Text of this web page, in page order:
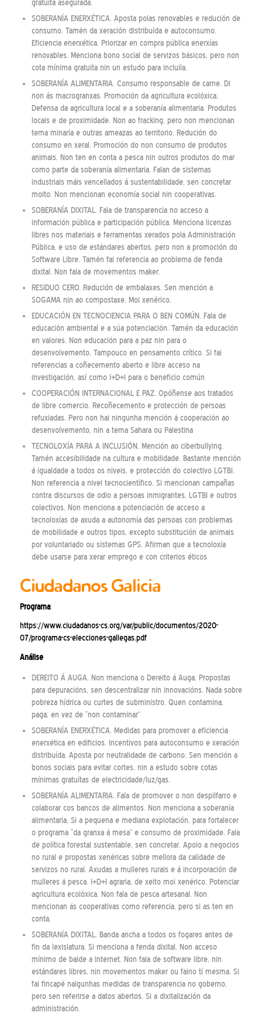
gratuíta asegurada.
SOBERANÍA ENERXÉTICA. Aposta polas renovables e redución de
consumo. Tamén da xeración distribuída e autoconsumo.
Eficiencia enerxética. Priorizar en compra pública enerxías
renovables. Menciona bono social de servizos básicos, pero non
cota mínima gratuita nin un estudo para incluila.
SOBERANÍA ALIMENTARIA. Consumo responsable de carne. Di
non ás macrogranxas. Promoción da agricultura ecolóxica.
Defensa da agricultura local e a soberanía alimentaria. Produtos
locais e de proximidade. Non ao fracking, pero non mencionan
tema minaría e outras ameazas ao territorio. Redución do
consumo en xeral. Promoción do non consumo de produtos
animais. Non ten en conta a pesca nin outros produtos do mar
como parte da soberanía alimentaria. Falan de sistemas
industriais máis vencellados á sustentabilidade, sen concretar
moito. Non mencionan economía social nin cooperativas.
SOBERANÍA DIXITAL. Fala de transparencia no acceso a
información pública e participación pública. Menciona licenzas
libres nos materiais e ferramentas xerados pola Administración
Pública, e uso de estándares abertos, pero non a promoción do
Software Libre. Tamén fai referencia ao problema de fenda
dixital. Non fala de movementos maker.
RESIDUO CERO. Redución de embalaxes. Sen mención a
SOGAMA nin ao compostaxe. Moi xenérico.
EDUCACIÓN EN TECNOCIENCIA PARA O BEN COMÚN. Fala de
educación ambiental e a súa potenciación. Tamén da educación
en valores. Non educación para a paz nin para o
desenvolvemento. Tampouco en pensamento crítico. Si fai
referencias a coñecemento aberto e libre acceso na
investigación, así como I+D+I para o beneficio común
COOPERACIÓN INTERNACIONAL E PAZ. Opóñense aos tratados
de libre comercio. Recoñecemento e protección de persoas
refuxiadas. Pero non hai ningunha mención á cooperación ao
desenvolvemento, nin a tema Sahara ou Palestina
TECNOLOXÍA PARA A INCLUSIÓN. Mención ao ciberbullying.
Tamén accesibilidade na cultura e mobilidade. Bastante mención
á igualdade a todos os niveis, e protección do colectivo LGTBI.
Non referencia a nivel tecnocientífico. Si mencionan campañas
contra discursos de odio a persoas inmigrantes, LGTBI e outros
colectivos. Non menciona a potenciación de acceso a
tecnoloxías de axuda a autonomía das persoas con problemas
de mobilidade e outros tipos, excepto substitución de animais
por voluntariado ou sistemas GPS. Afirman que a tecnoloxía
debe usarse para xerar emprego e con criterios éticos
Ciudadanos Galicia
Programa:
https://www.ciudadanos-cs.org/var/public/documentos/2020-
07/programa-cs-elecciones-gallegas.pdf
Análise
DEREITO Á AUGA. Non menciona o Dereito á Auga. Propostas
para depuracións, sen descentralizar nin innovacións. Nada sobre
pobreza hídrica ou curtes de subministro. Quen contamina,
paga, en vez de “non contaminar”
SOBERANÍA ENERXÉTICA. Medidas para promover a eficiencia
enerxética en edificios. Incentivos para autoconsumo e xeración
distribuída. Aposta por neutralidade de carbono. Sen mención a
bonos sociais para evitar cortes, nin a estudo sobre cotas
mínimas gratuítas de electricidade/luz/gas.
SOBERANÍA ALIMENTARIA. Fala de promover o non despilfarro e
colaborar cos bancos de alimentos. Non menciona a soberanía
alimentaria. Si a pequena e mediana explotación, para fortalecer
o programa “da granxa á mesa” e consumo de proximidade. Fala
de política forestal sustentable, sen concretar. Apoio a negocios
no rural e propostas xenéricas sobre mellora da calidade de
servizos no rural. Axudas a mulleres rurais e á incorporación de
mulleres á pesca. I+D+I agraria, de xeito moi xenérico. Potenciar
agricultura ecolóxica. Non fala de pesca artesanal. Non
mencionan ás cooperativas como referencia, pero si as ten en
conta.
SOBERANÍA DIXITAL. Banda ancha a todos os fogares antes de
fin da lexislatura. Si menciona a fenda dixital. Non acceso
mínimo de balde a Internet. Non fala de software libre, nin
estándares libres, nin movementos maker ou faino tí mesma. Si
fai fincapé nalgunhas medidas de transparencia no goberno,
pero sen referirse a datos abertos. Si a dixitalización da
administración.